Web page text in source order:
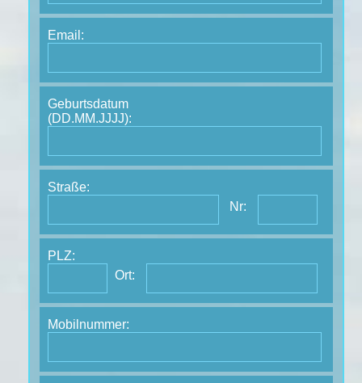
Email:
Geburtsdatum
(DD.MM.JJJJ):
Straße:
Nr:
PLZ:
Ort:
Mobilnummer: